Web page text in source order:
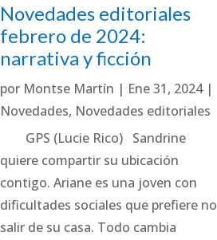
Novedades editoriales
febrero de 2024:
narrativa y ficción
por Montse Martín | Ene 31, 2024|
Novedades, Novedades editoriales
GPS (Lucie Rico) Sandrine
quiere compartir su ubicación
contigo. Ariane es una joven con
dificultades sociales que prefiere no
salir de su casa. Todo cambia